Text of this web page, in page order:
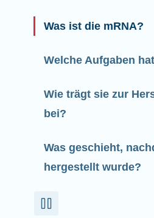
Was ist die mRNA?
Welche Aufgaben
Wie trägt sie zur
bei?
Was geschieht,
hergestellt wurde?